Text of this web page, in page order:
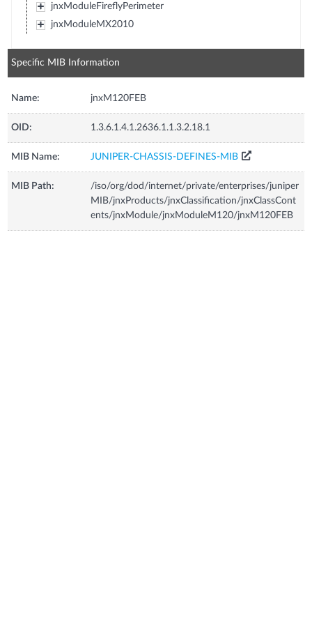
jnxModuleFireflyPerimeter
jnxModuleMX2010
Specific MIB Information
Name: jnxM120FEB
OID: 1.3.6.1.4.1.2636.1.1.3.2.18.1
MIB Name: JUNIPER-CHASSIS-DEFINES-MIB
MIB Path:
/iso/org/dod/internet/private/enterprises/juniper
MIB/jnxProducts/jnxClassification/jnxClassCont
ents/jnxModule/jnxModuleM120/jnxM120FEB